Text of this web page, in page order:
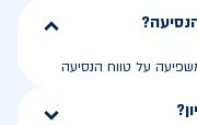
על טווח הנסיעה